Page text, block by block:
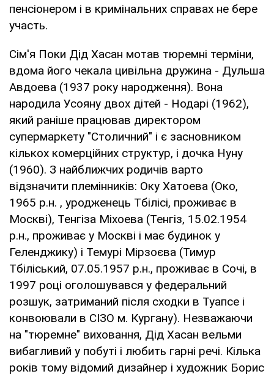
пенсіонером і в кримінальних справах не бере
участь.
Сім'я Поки Дід Хасан мотав тюремні терміни,
вдома його чекала цивільна дружина - Дульша
Авдоева (1937 року народження). Вона
народила Усояну двох дітей - Нодарі (1962),
який раніше працював директором
супермаркету "Столичний" і є засновником
кількох комерційних структур, і дочка Нуну
(1960). З найближчих родичів варто
відзначити племінників: Оку Хатоева (Око,
1965 р.н. , уродженець Тбілісі, проживає в
Москві), Тенгіза Міхоева (Тенгіз, 15.02.1954
р.н., проживає у Москві і має будинок у
Геленджику) і Темурі Мірзоєва (Тимур
Тбіліський, 07.05.1957 р.н., проживає в Сочі, в
1997 році оголошувався у федеральний
розшук, затриманий після сходки в Туапсе і
конвоювали в СІЗО м. Кургану). Незважаючи
на "тюремне" виховання, Дід Хасан вельми
вибагливий у побуті і любить гарні речі. Кілька
років тому відомий дизайнер і художник Борис